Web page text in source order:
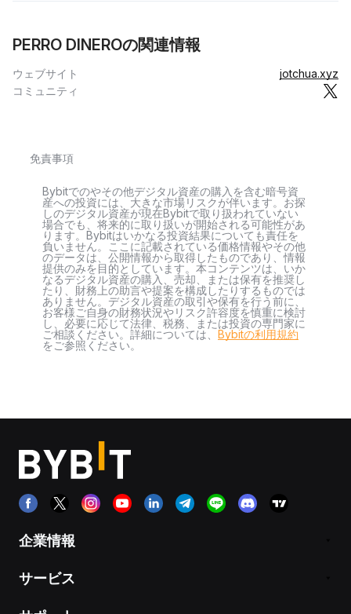
PERRO DINEROの関連情報
ウェブサイト
jotchua.xyz
コミュニティ
免責事項
Bybitでのやその他デジタル資産の購入を含む暗号資
産への投資には、大きな市場リスクが伴います。お探
しのデジタル資産が現在Bybitで取り扱われていない
場合でも、将来的に取り扱いが開始される可能性があ
ります。Bybitはいかなる投資結果についても責任を
負いません。ここに記載されている価格情報やその他
のデータは、公開情報から取得したものであり、情報
提供のみを目的としています。本コンテンツは、いか
なるデジタル資産の購入、売却、または保有を推奨し
たり、財務上の助言や提案を構成したりするものでは
ありません。デジタル資産の取引や保有を行う前に、
お客様ご自身の財務状況やリスク許容度を慎重に検討
し、必要に応じて法律、税務、または投資の専門家に
ご相談ください。詳細については、 Bybitの利用規約
をご参照ください。
企業情報
サービス